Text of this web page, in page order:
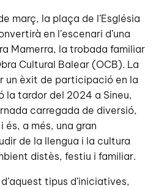
març, la plaça de l’Església
en l’escenari d’una
Mamerra, la trobada familiar
Cultural Balear (OCB). La
un èxit de participació en la
la tardor del 2024 a Sineu,
carregada de diversió,
a més, una gran
de la llengua i la cultura
distès, festiu i familiar.
tipus d’iniciatives,